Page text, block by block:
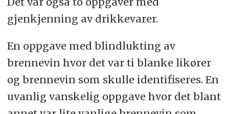
gjenkjenning av drikkevarer.
En oppgave med blindlukting av
brennevin hvor det var ti blanke likører
og brennevin som skulle identifiseres. En
uvanlig vanskelig oppgave hvor det blant